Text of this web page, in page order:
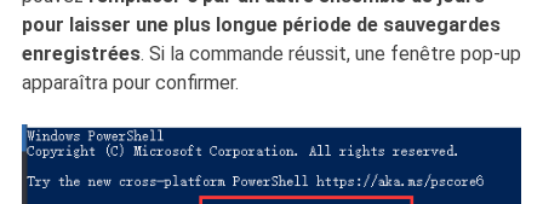
pour laisser une plus longue période de sauvegardes
enregistrées. Si la commande réussit, une fenêtre pop-up
apparaîtra pour confirmer.